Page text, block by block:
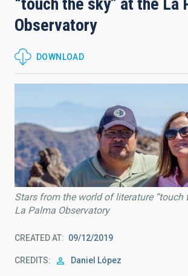
Observatory
DOWNLOAD
Stars from the world of literature “touch
La Palma Observatory
CREATED AT 09/12/2019
CREDITS Daniel López